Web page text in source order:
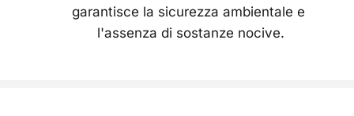
garantisce la sicurezza ambientale e
l'assenza di sostanze nocive.